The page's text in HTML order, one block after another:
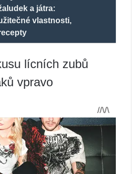
a játra:
vlastnosti,
lícních zubů
vpravo